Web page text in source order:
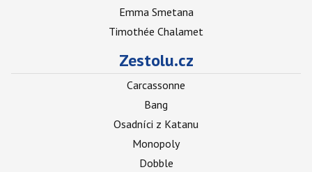
Emma Smetana
Timothée Chalamet
Zestolu.cz
Carcassonne
Bang
Osadníci z Katanu
Monopoly
Dobble